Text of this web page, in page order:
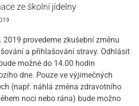
ze školní jídelny
2019 provedeme zkušební změnu
a přihlašování stravy. Odhlásit
možné do 14.00 hodin
dne. Pouze ve výjimečných
(např. náhlá změna zdravotního
noci nebo rána) bude možno